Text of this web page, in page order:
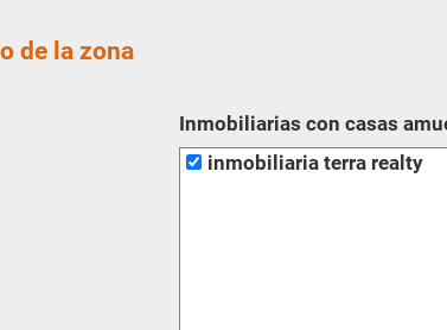
de la zona
Inmobiliarias con casas
inmobiliaria terra realty